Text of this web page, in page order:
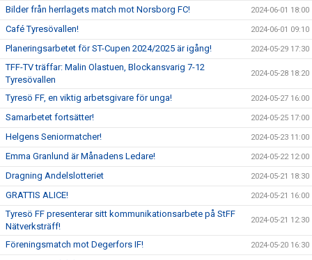
Bilder från herrlagets match mot Norsborg FC! 2024-06-01 18:00
Café Tyresövallen! 2024-06-01 09:10
Planeringsarbetet för ST-Cupen 2024/2025 är igång! 2024-05-29 17:30
TFF-TV träffar: Malin Olastuen, Blockansvarig 7-12
Tyresövallen
2024-05-28 18:20
Tyresö FF, en viktig arbetsgivare för unga! 2024-05-27 16:00
Samarbetet fortsätter! 2024-05-25 17:00
Helgens Seniormatcher! 2024-05-23 11:00
Emma Granlund är Månadens Ledare! 2024-05-22 12:00
Dragning Andelslotteriet 2024-05-21 18:30
GRATTIS ALICE! 2024-05-21 16:00
Tyresö FF presenterar sitt kommunikationsarbete på StFF
Nätverksträff!
2024-05-21 12:30
Föreningsmatch mot Degerfors IF! 2024-05-20 16:30